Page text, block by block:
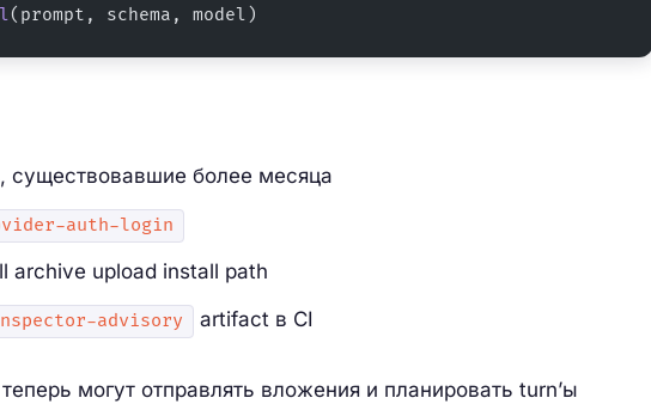
(prompt, schema, model)
существовавшие более месяца
auth-login
archive upload install path
advisory artifact в CI
могут отправлять вложения и планировать turn’ы